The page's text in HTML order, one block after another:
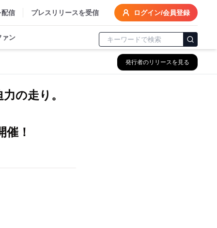
配信 プレスリリースを受信 ログイン/会員登録
ァン
発行者のリリースを見る
の走り。
！